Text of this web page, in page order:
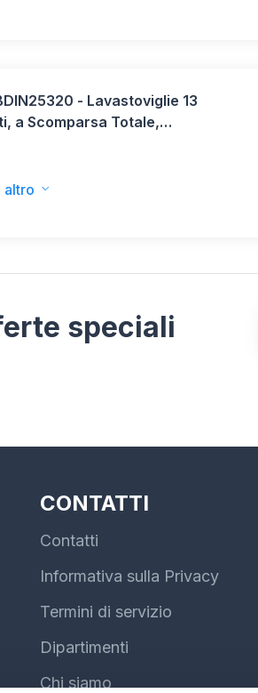
- Lavastoviglie 13
a Scomparsa Totale,
energetica E
altro
speciali
CONTATTI
Contatti
Informativa sulla Privacy
Termini di servizio
Dipartimenti
Chi siamo